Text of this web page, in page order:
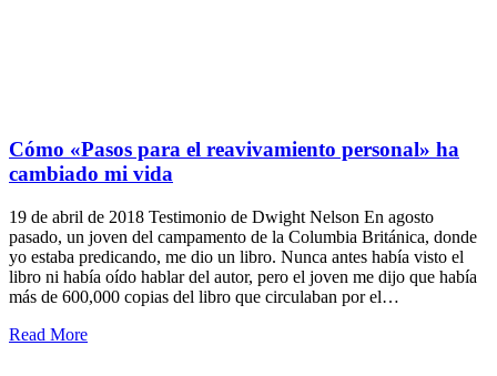
Cómo «Pasos para el reavivamiento personal» ha
cambiado mi vida
19 de abril de 2018 Testimonio de Dwight Nelson En agosto
pasado, un joven del campamento de la Columbia Británica, donde
yo estaba predicando, me dio un libro. Nunca antes había visto el
libro ni había oído hablar del autor, pero el joven me dijo que había
más de 600,000 copias del libro que circulaban por el…
Read More